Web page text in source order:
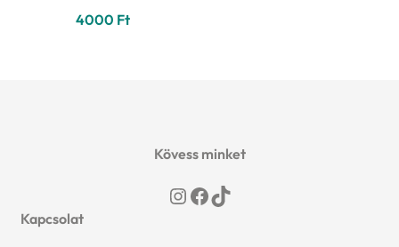
4000 Ft
Kövess minket
Instagram
Facebook
TikTok
Kapcsolat